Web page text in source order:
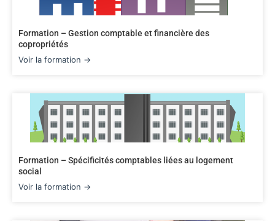
Formation – Gestion comptable et financière des
copropriétés
Voir la formation →
Formation – Spécificités comptables liées au logement
social
Voir la formation →